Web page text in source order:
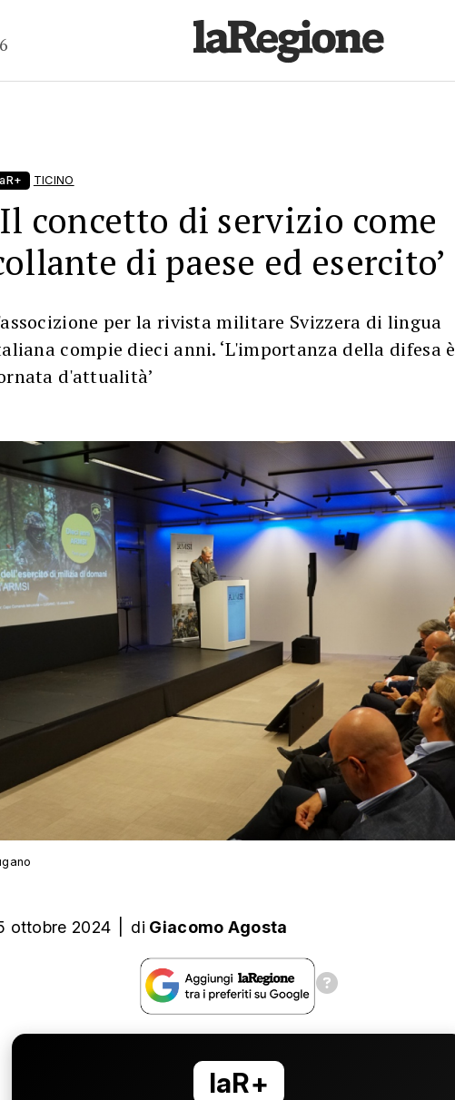
TICINO
concetto di servizio come
di paese ed esercito’
per la rivista militare Svizzera di lingua
compie dieci anni. ‘L'importanza della difesa è
d'attualità’
ottobre 2024 di Giacomo Agosta
laR+